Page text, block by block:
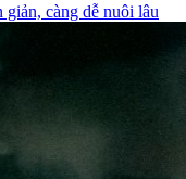
càng dễ nuôi lâu